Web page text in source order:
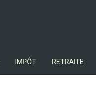
IMPÔT RETRAITE